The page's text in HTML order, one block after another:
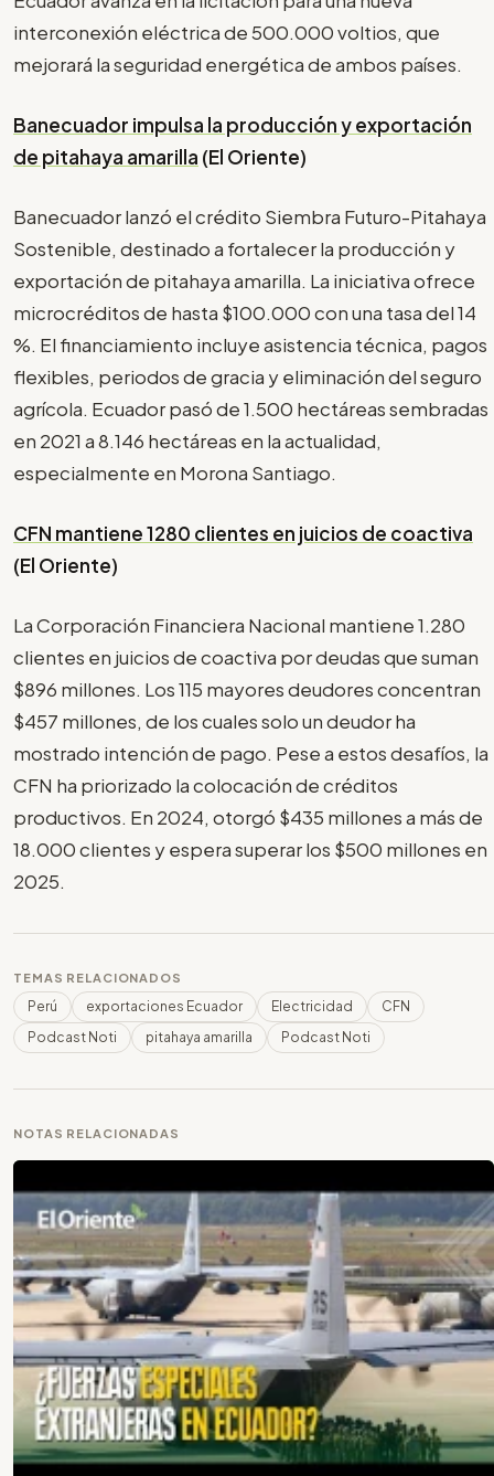
interconexión eléctrica de 500.000 voltios, que
mejorará la seguridad energética de ambos países.
Banecuador impulsa la producción y exportación
de pitahaya amarilla (El Oriente)
Banecuador lanzó el crédito Siembra Futuro-Pitahaya
Sostenible, destinado a fortalecer la producción y
exportación de pitahaya amarilla. La iniciativa ofrece
microcréditos de hasta $100.000 con una tasa del 14
%. El financiamiento incluye asistencia técnica, pagos
flexibles, periodos de gracia y eliminación del seguro
agrícola. Ecuador pasó de 1.500 hectáreas sembradas
en 2021 a 8.146 hectáreas en la actualidad,
especialmente en Morona Santiago.
CFN mantiene 1280 clientes en juicios de coactiva
(El Oriente)
La Corporación Financiera Nacional mantiene 1.280
clientes en juicios de coactiva por deudas que suman
$896 millones. Los 115 mayores deudores concentran
$457 millones, de los cuales solo un deudor ha
mostrado intención de pago. Pese a estos desafíos, la
CFN ha priorizado la colocación de créditos
productivos. En 2024, otorgó $435 millones a más de
18.000 clientes y espera superar los $500 millones en
2025.
TEMAS RELACIONADOS
Perú exportaciones Ecuador Electricidad
CFN
Podcast Noti
pitahaya amarilla Podcast Noti
NOTAS RELACIONADAS